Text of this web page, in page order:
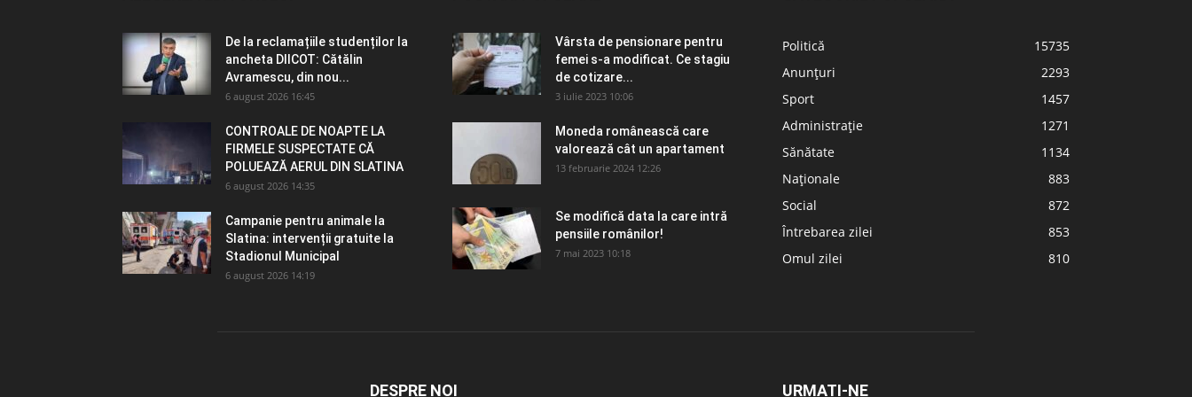
De la reclamațiile studenților la
ancheta DIICOT: Cătălin
Avramescu, din nou...
6 august 2026 16:45
CONTROALE DE NOAPTE LA
FIRMELE SUSPECTATE CĂ
POLUEAZĂ AERUL DIN SLATINA
6 august 2026 14:35
Campanie pentru animale la
Slatina: intervenții gratuite la
Stadionul Municipal
6 august 2026 14:19
Vârsta de pensionare pentru
femei s-a modificat. Ce stagiu
de cotizare...
3 iulie 2023 10:06
Moneda românească care
valorează cât un apartament
13 februarie 2024 12:26
Se modifică data la care intră
pensiile românilor!
7 mai 2023 10:18
Politică
15735
Anunțuri
2293
Sport
1457
Administrație
1271
Sănătate
1134
Naționale
883
Social
872
Întrebarea zilei
853
Omul zilei
810
DESPRE NOI URMAȚI-NE